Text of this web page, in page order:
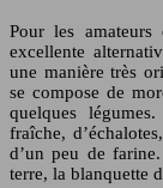
Pour les
excellente
une manière très
se compose de
quelques
fraîche,
d’un peu de
terre, la blanquette